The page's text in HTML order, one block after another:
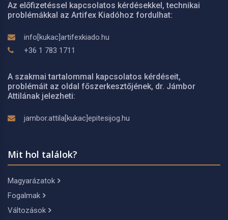
Az előfizetéssel kapcsolatos kérdésekkel, technikai
problémákkal az Artifex Kiadóhoz fordulhat:
info[kukac]artifexkiado.hu
+36 1 783 1711
A szakmai tartalommal kapcsolatos kérdéseit,
problémáit az oldal főszerkesztőjének, dr. Jámbor
Attilának jelezheti:
jambor.attila[kukac]epitesijog.hu
Mit hol találok?
Magyarázatok
Fogalmak
Változások